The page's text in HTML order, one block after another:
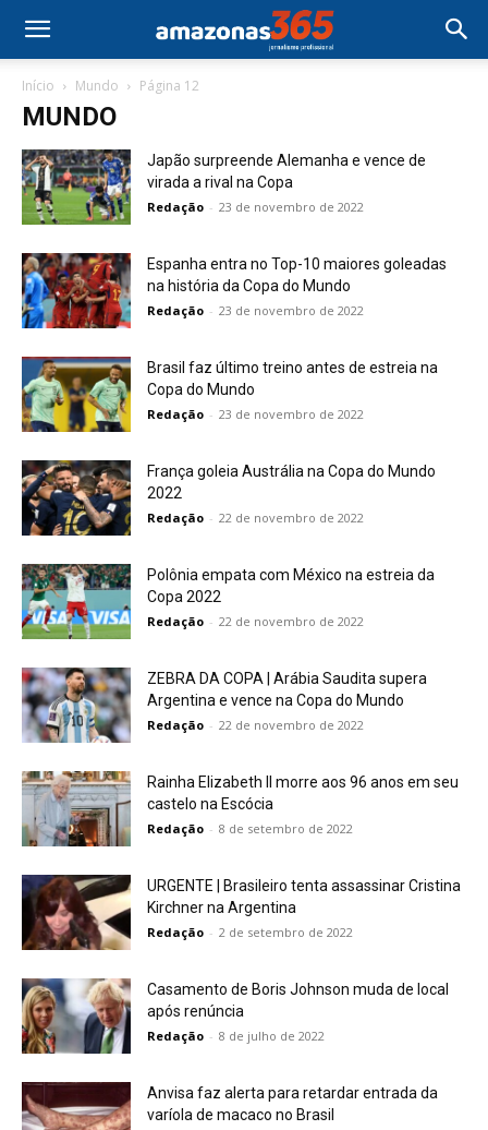
Início Mundo Página 12
MUNDO
Japão surpreende Alemanha e vence de
virada a rival na Copa
Redação - 23 de novembro de 2022
Espanha entra no Top-10 maiores goleadas
na história da Copa do Mundo
Redação - 23 de novembro de 2022
Brasil faz último treino antes de estreia na
Copa do Mundo
Redação - 23 de novembro de 2022
França goleia Austrália na Copa do Mundo
2022
Redação - 22 de novembro de 2022
Polônia empata com México na estreia da
Copa 2022
Redação - 22 de novembro de 2022
ZEBRA DA COPA | Arábia Saudita supera
Argentina e vence na Copa do Mundo
Redação - 22 de novembro de 2022
Rainha Elizabeth II morre aos 96 anos em seu
castelo na Escócia
Redação - 8 de setembro de 2022
URGENTE | Brasileiro tenta assassinar Cristina
Kirchner na Argentina
Redação - 2 de setembro de 2022
Casamento de Boris Johnson muda de local
após renúncia
Redação - 8 de julho de 2022
Anvisa faz alerta para retardar entrada da
varíola de macaco no Brasil